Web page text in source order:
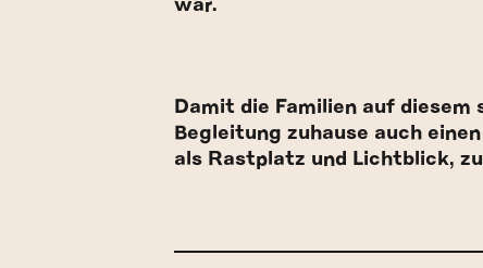
war.
Damit die Familien auf
Begleitung zuhause auch
als Rastplatz und Lichtblick,